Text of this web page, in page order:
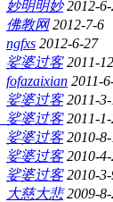
妙明明妙 2012-
佛教网 2012-7-6
ngfxs 2012-6-27
娑婆过客 2011-
fofazaixian 2011-
娑婆过客 2011-3-
娑婆过客 2011-
娑婆过客 2010-
娑婆过客 2010-4-
娑婆过客 2010-
大慈大悲 2009-8-